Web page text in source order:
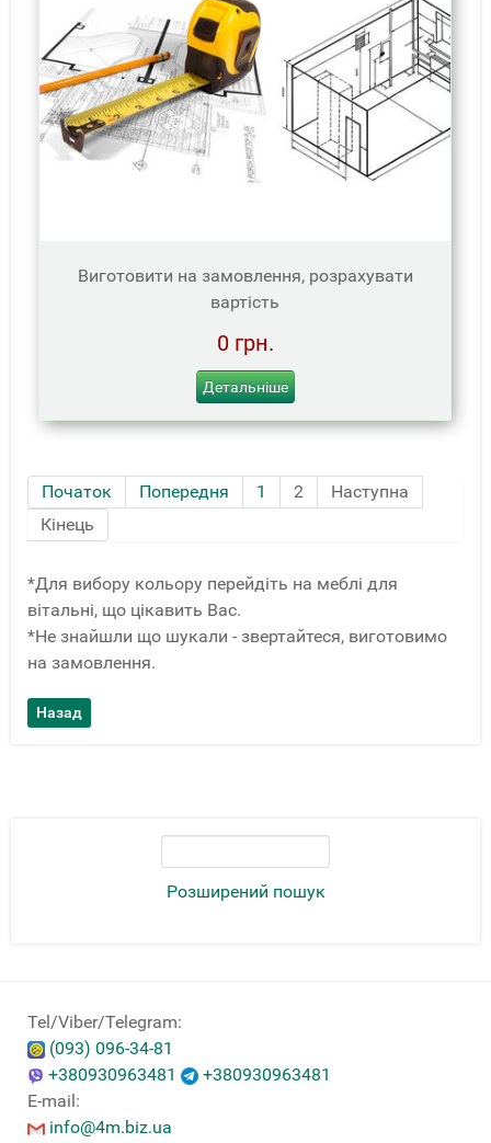
Розширений пошук
Виготовити на замовлення, розрахувати
вартість
0 грн.
Детальніше
Початок Попередня 1 2
Наступна
Кінець
*Для вибору кольору перейдіть на меблі для
вітальні, що цікавить Вас.
*Не знайшли що шукали - звертайтеся, виготовимо
на замовлення.
Tel/Viber/Telegram:
(093) 096-34-81
+380930963481
+380930963481
E-mail:
info@4m.biz.ua